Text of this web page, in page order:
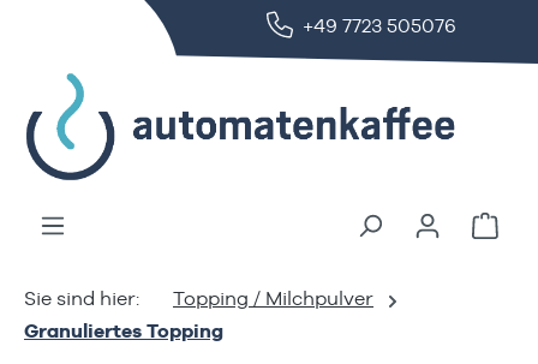
+49 7723 505076
Topping / Milchpulver
Granuliertes Topping